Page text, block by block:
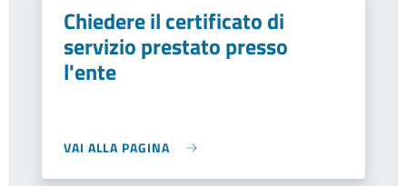
Chiedere il certificato di
servizio prestato presso
l'ente
VAI ALLA PAGINA